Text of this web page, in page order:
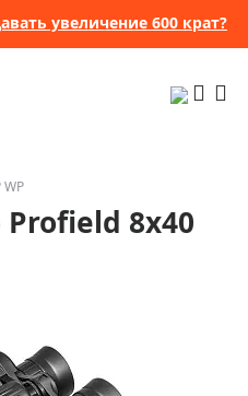
увеличение 600 крат?
8x40